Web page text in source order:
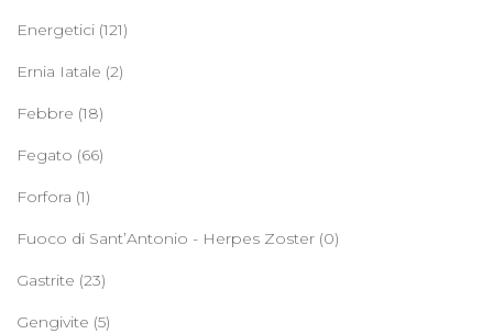
Energetici (121)
Ernia Iatale (2)
Febbre (18)
Fegato (66)
Forfora (1)
Fuoco di Sant’Antonio - Herpes Zoster (0)
Gastrite (23)
Gengivite (5)